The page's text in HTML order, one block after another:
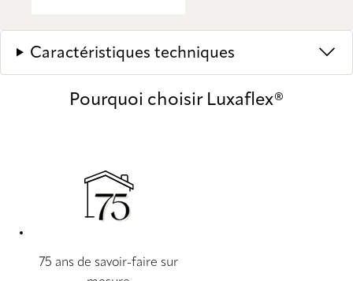
Caractéristiques techniques
Pourquoi choisir Luxaflex®
75 ans de savoir-faire sur